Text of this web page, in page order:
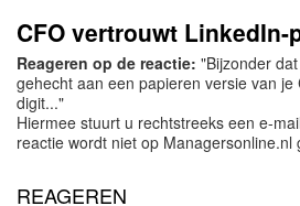
CFO vertrouwt
Reageren op de reactie: "Bijzonder
gehecht aan een papieren versie van je
digit..."
Hiermee stuurt u rechtstreeks een e-
reactie wordt niet op Managersonline.nl
REAGEREN